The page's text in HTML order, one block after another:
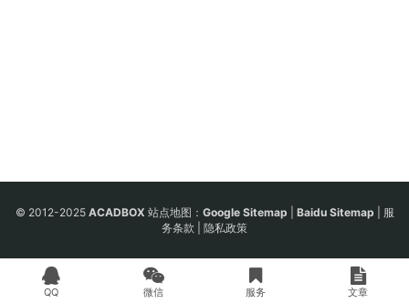
© 2012-2025 ACADBOX 站点地图： Google Sitemap Baidu Sitemap
服
务条款
隐私政策
QQ 微信 服务 文章